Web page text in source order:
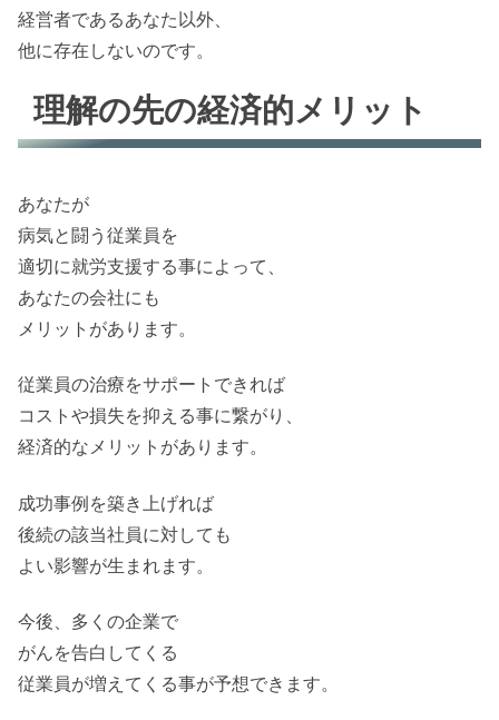
経営者であるあなた以外、
他に存在しないのです。
理解の先の経済的メリット
あなたが
病気と闘う従業員を
適切に就労支援する事によって、
あなたの会社にも
メリットがあります。
従業員の治療をサポートできれば
コストや損失を抑える事に繋がり、
経済的なメリットがあります。
成功事例を築き上げれば
後続の該当社員に対しても
よい影響が生まれます。
今後、多くの企業で
がんを告白してくる
従業員が増えてくる事が予想できます。